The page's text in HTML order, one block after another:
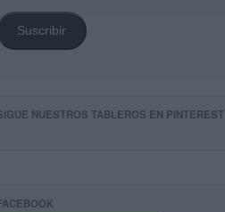
Suscribir
NUESTROS TABLEROS EN PINTEREST